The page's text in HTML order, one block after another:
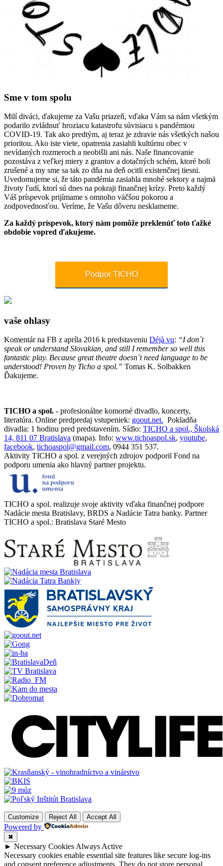
Sme v tom spolu
Milí diváci, ďakujeme za Vašu priazeň, vďaka Vám sa nám všetkým
podarilo zvládnuť hroziacu katastrofu súvisiacu s pandémiou
COVID-19. Tak ako predtým, aj teraz je zdravie nás všetkých našou
prioritou. Ako iste viete, opatrenia zasiahli kultúrnu obec v
nevídaných rozmeroch a neobišli ani nás. Naše financovanie
pozostáva z veľkej miery z grantov a dotačných schém, ktoré boli
zrušené a my sme sa tak zo dňa na deň ocitli existenčnej tiesni.
Uvedomujeme si, že táto pandémia zasiahla mnohé sektory a najmä
životy ľudí, ktorí sú dnes na pokraji finančnej krízy. Preto každý
Váš príspevok prijímame s omnoho väčšou pokorou a
zodpovednosťou. Veríme, že Vašu dôveru nesklameme.
Za každý príspevok, ktorý nám pomôže preklenúť toto ťažké
obdobie vopred ďakujeme.
Podpor TICHO
vaše ohlasy
Komentár na FB z apríla 2016 k predstaveniu Déjà vu: “I don´t
speak or understand Slovakian, and still I remember so well this
fantastic play. Because great theatre doesn´t need language to be
understood! Proven by Ticho a spol.” Tomas K. Solbakken
Ďakujeme.
TICHO a spol. - profesionálne komorné divadlo, koncerty,
literatúra. Online predpredaj vstupeniek: goout.net. Pokladňa
divadla: 1 hodinu pred predstavením. Sídlo: TICHO a spol., Školská
14, 811 07 Bratislava (mapa). Info: www.tichoaspol.sk, youtube,
facebook, tichoaspol@gmail.com, 0944 351 537.
Aktivity TICHO a spol. z verejných zdrojov podporil Fond na
podporu umenia ako hlavný partner projektu.
TICHO a spol. realizuje svoje aktivity vďaka finančnej podpore
Nadácie mesta Bratislavy, BRDS a Nadácie Tatra banky. Partner
TICHO a spol.: Bratislava Staré Mesto
Customize Reject All Accept All
Powered by
✖
► Necessary Cookies Always Active
Necessary cookies enable essential site features like secure log-ins
and consent preference adjustments. They do not store personal